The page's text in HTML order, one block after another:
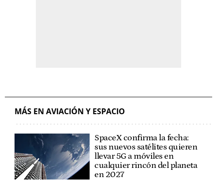
MÁS EN AVIACIÓN Y ESPACIO
SpaceX confirma la fecha:
sus nuevos satélites quieren
llevar 5G a móviles en
cualquier rincón del planeta
en 2027